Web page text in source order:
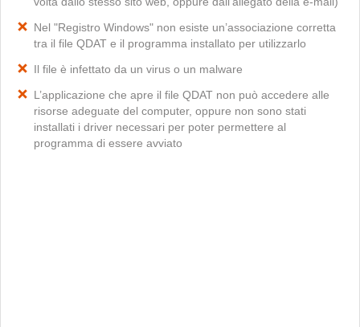
Nel "Registro Windows" non esiste un’associazione corretta
tra il file QDAT e il programma installato per utilizzarlo
Il file è infettato da un virus o un malware
L’applicazione che apre il file QDAT non può accedere alle
risorse adeguate del computer, oppure non sono stati
installati i driver necessari per poter permettere al
programma di essere avviato